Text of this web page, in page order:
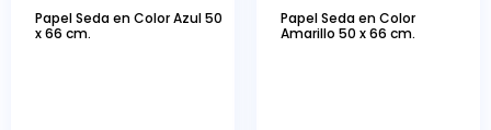
Papel Seda en Color Azul 50
x 66 cm.
Papel Seda en Color
Amarillo 50 x 66 cm.